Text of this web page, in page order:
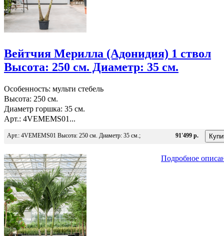
Вейтчия Мерилла (Адонидия) 1 ствол
Высота: 250 см. Диаметр: 35 см.
Особенность: мульти стебель
Высота: 250 см.
Диаметр горшка: 35 см.
Арт.: 4VEMEMS01...
Арт.: 4VEMEMS01 Высота: 250 см. Диаметр: 35 см.; 91'499 р.
Подробное